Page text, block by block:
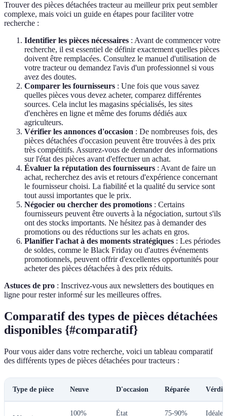
Trouver des pièces détachées tracteur au meilleur prix peut sembler
complexe, mais voici un guide en étapes pour faciliter votre
recherche :
Identifier les pièces nécessaires : Avant de commencer votre
recherche, il est essentiel de définir exactement quelles pièces
doivent être remplacées. Consultez le manuel d'utilisation de
votre tracteur ou demandez l'avis d'un professionnel si vous
avez des doutes.
Comparer les fournisseurs : Une fois que vous savez
quelles pièces vous devez acheter, comparez différentes
sources. Cela inclut les magasins spécialisés, les sites
d'enchères en ligne et même des forums dédiés aux
agriculteurs.
Vérifier les annonces d'occasion : De nombreuses fois, des
pièces détachées d'occasion peuvent être trouvées à des prix
très compétitifs. Assurez-vous de demander des informations
sur l'état des pièces avant d'effectuer un achat.
Évaluer la réputation des fournisseurs : Avant de faire un
achat, recherchez des avis et retours d'expérience concernant
le fournisseur choisi. La fiabilité et la qualité du service sont
tout aussi importantes que le prix.
Négocier ou chercher des promotions : Certains
fournisseurs peuvent être ouverts à la négociation, surtout s'ils
ont des stocks importants. Ne hésitez pas à demander des
promotions ou des réductions sur les achats en gros.
Planifier l'achat à des moments stratégiques : Les périodes
de soldes, comme le Black Friday ou d'autres événements
promotionnels, peuvent offrir d'excellentes opportunités pour
acheter des pièces détachées à des prix réduits.
Astuces de pro : Inscrivez-vous aux newsletters des boutiques en
ligne pour rester informé sur les meilleures offres.
Comparatif des types de pièces détachées
disponibles {#comparatif}
Pour vous aider dans votre recherche, voici un tableau comparatif
des différents types de pièces détachées pour tracteurs :
Type de pièce Neuve D'occasion Réparée
100% État 75-90% Idéale